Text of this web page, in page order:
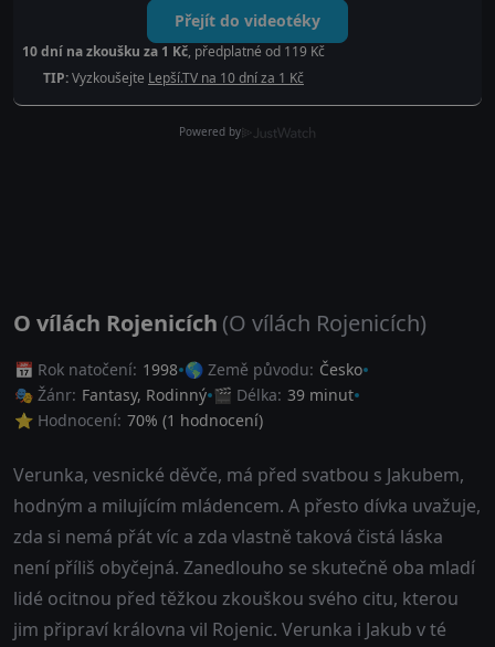
Přejít do videotéky
10 dní na zkoušku za 1 Kč, předplatné od 119 Kč
TIP:Vyzkoušejte Lepší.TV na 10 dní za 1 Kč
Powered by
O vílách Rojenicích (O vílách Rojenicích)
📅 Rok natočení: 1998 🌎 Země původu: Česko
🎭 Žánr: Fantasy, Rodinný 🎬 Délka: 39 minut
⭐ Hodnocení: 70% (1 hodnocení)
Verunka, vesnické děvče, má před svatbou s Jakubem,
hodným a milujícím mládencem. A přesto dívka uvažuje,
zda si nemá přát víc a zda vlastně taková čistá láska
není příliš obyčejná. Zanedlouho se skutečně oba mladí
lidé ocitnou před těžkou zkouškou svého citu, kterou
jim připraví královna vil Rojenic. Verunka i Jakub v té